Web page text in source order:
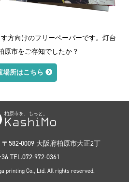
方向けのフリーペーパーです。灯台
原市をご存知でしたか？
場所はこちら
582-0009 大阪府柏原市大正2丁
TEL.072-972-0361
printing Co., Ltd. All rights reserved.